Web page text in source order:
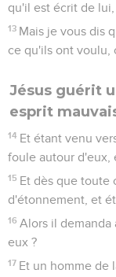
qu'il est écrit de
13 Mais je vous dis
ce qu'ils ont voulu,
Jésus guérit
esprit
14 Et étant venu
foule autour d'eux,
15 Et dès que toute
d'étonnement, et
16 Alors il demanda
eux ?
17 Et un homme de